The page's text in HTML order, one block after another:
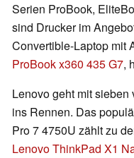
Serien ProBook,
sind Drucker im
Convertible-Laptop mit
ProBook x360 435 G7,
Lenovo geht mit
ins Rennen. Das
Pro 7 4750U zählt zu
Lenovo ThinkPad X1